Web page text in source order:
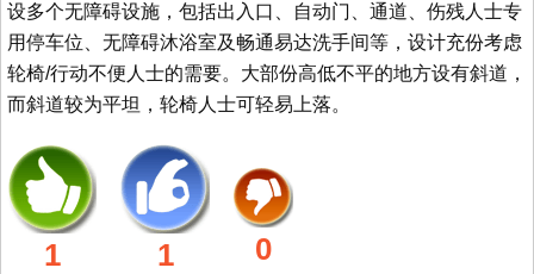
设多个无障碍设施，包括出入口、自动门、通道、伤残人士专
用停车位、无障碍沐浴室及畅通易达洗手间等，设计充份考虑
轮椅/行动不便人士的需要。大部份高低不平的地方设有斜道，
而斜道较为平坦，轮椅人士可轻易上落。
1 1 0